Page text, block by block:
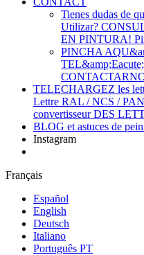
Tienes dudas de
Utilizar?
EN PINTURA!
PINCHA
TELECHARGEZ les
Lettre RAL / NCS /
convertisseur DES
BLOG et astuces de
Instagram
Français
Español
English
Deutsch
Italiano
Português PT